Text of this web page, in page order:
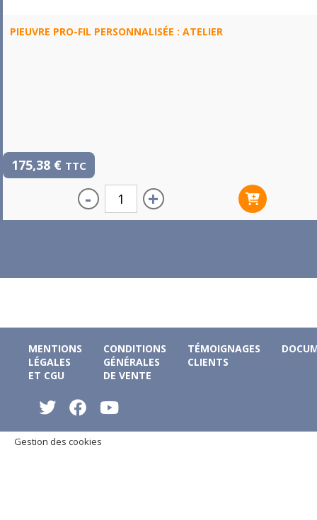
PIEUVRE PRO-FIL PERSONNALISÉE : ATELIER
175,38 € TTC
- +
MENTIONS
LÉGALES
ET CGU
CONDITIONS
GÉNÉRALES
DE VENTE
TÉMOIGNAGES
CLIENTS
Gestion des cookies